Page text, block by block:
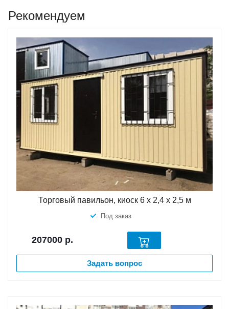
Рекомендуем
Торговый павильон, киоск 6 х 2,4 х 2,5 м
Под заказ
207000 р.
Задать вопрос